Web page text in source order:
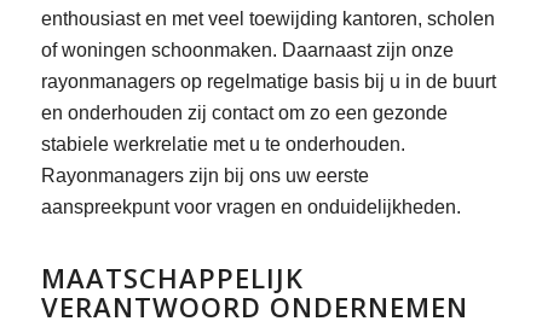
enthousiast en met veel toewijding kantoren, scholen
of woningen schoonmaken. Daarnaast zijn onze
rayonmanagers op regelmatige basis bij u in de buurt
en onderhouden zij contact om zo een gezonde
stabiele werkrelatie met u te onderhouden.
Rayonmanagers zijn bij ons uw eerste
aanspreekpunt voor vragen en onduidelijkheden.
MAATSCHAPPELIJK
VERANTWOORD ONDERNEMEN